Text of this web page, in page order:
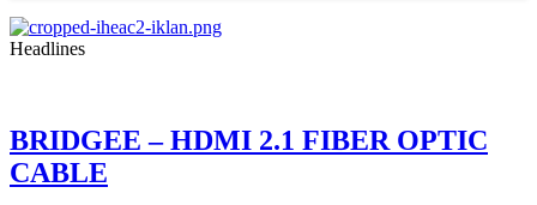
Headlines
BRIDGEE – HDMI 2.1 FIBER OPTIC
CABLE